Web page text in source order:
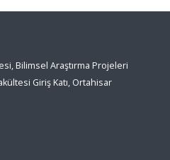
Bilimsel Araştırma Projeleri
Giriş Katı, Ortahisar